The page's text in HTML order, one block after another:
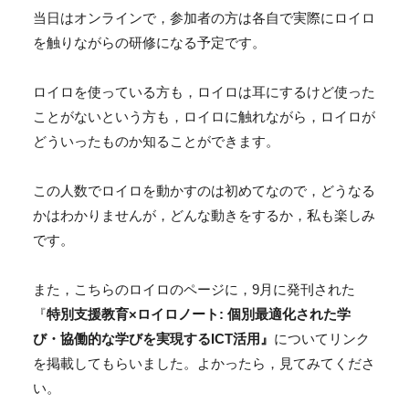
当日はオンラインで，参加者の方は各自で実際にロイロ
を触りながらの研修になる予定です。
ロイロを使っている方も，ロイロは耳にするけど使った
ことがないという方も，ロイロに触れながら，ロイロが
どういったものか知ることができます。
この人数でロイロを動かすのは初めてなので，どうなる
かはわかりませんが，どんな動きをするか，私も楽しみ
です。
また，こちらのロイロのページに，9月に発刊された
『特別支援教育×ロイロノート: 個別最適化された学
び・協働的な学びを実現するICT活用』 についてリンク
を掲載してもらいました。よかったら，見てみてくださ
い。